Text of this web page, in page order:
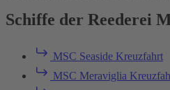
Schiffe der Reederei
MSC Seaside Kreuzfahrt
MSC Meraviglia